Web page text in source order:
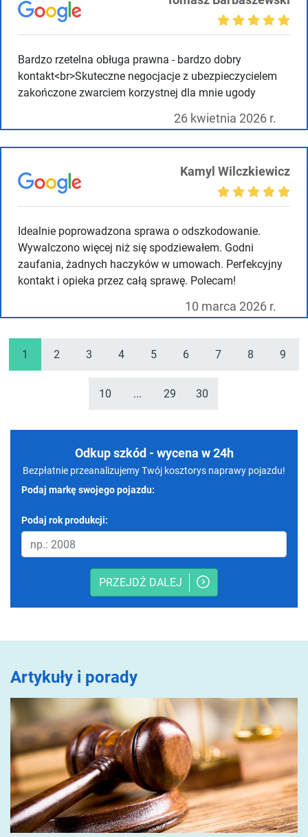
Bardzo rzetelna obługa prawna - bardzo dobry
kontakt<br>Skuteczne negocjacje z ubezpieczycielem
zakończone zwarciem korzystnej dla mnie ugody
26 kwietnia 2026 r.
Kamyl Wilczkiewicz
Idealnie poprowadzona sprawa o odszkodowanie.
Wywalczono więcej niż się spodziewałem. Godni
zaufania, żadnych haczyków w umowach. Perfekcyjny
kontakt i opieka przez całą sprawę. Polecam!
10 marca 2026 r.
1 2 3 4 5 6 7 8 9
10 ... 29 30
Odkup szkód - wycena w 24h
Bezpłatnie przeanalizujemy Twój kosztorys naprawy pojazdu!
Podaj markę swojego pojazdu:
Podaj rok produkcji:
PRZEJDŹ DALEJ
Artykuły i porady